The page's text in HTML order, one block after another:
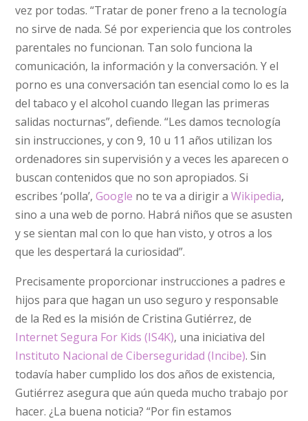
vez por todas. “Tratar de poner freno a la tecnología
no sirve de nada. Sé por experiencia que los controles
parentales no funcionan. Tan solo funciona la
comunicación, la información y la conversación. Y el
porno es una conversación tan esencial como lo es la
del tabaco y el alcohol cuando llegan las primeras
salidas nocturnas”, defiende. “Les damos tecnología
sin instrucciones, y con 9, 10 u 11 años utilizan los
ordenadores sin supervisión y a veces les aparecen o
buscan contenidos que no son apropiados. Si
escribes ‘polla’,Google no te va a dirigir aWikipedia,
sino a una web de porno. Habrá niños que se asusten
y se sientan mal con lo que han visto, y otros a los
que les despertará la curiosidad”.
Precisamente proporcionar instrucciones a padres e
hijos para que hagan un uso seguro y responsable
de la Red es la misión de Cristina Gutiérrez, de
Internet Segura For Kids (IS4K), una iniciativa del
Instituto Nacional de Ciberseguridad (Incibe). Sin
todavía haber cumplido los dos años de existencia,
Gutiérrez asegura que aún queda mucho trabajo por
hacer. ¿La buena ­noticia? “Por fin estamos